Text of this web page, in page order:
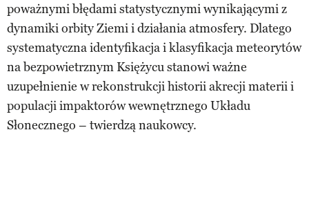
poważnymi błędami statystycznymi wynikającymi z
dynamiki orbity Ziemi i działania atmosfery. Dlatego
systematyczna identyfikacja i klasyfikacja meteorytów
na bezpowietrznym Księżycu stanowi ważne
uzupełnienie w rekonstrukcji historii akrecji materii i
populacji impaktorów wewnętrznego Układu
Słonecznego – twierdzą naukowcy.